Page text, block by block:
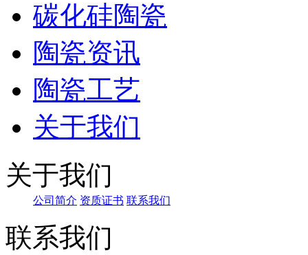
碳化硅陶瓷
陶瓷资讯
陶瓷工艺
关于我们
关于我们
公司简介 资质证书 联系我们
联系我们